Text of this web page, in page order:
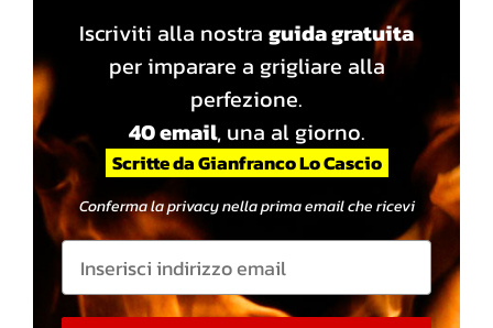
Iscriviti alla nostra guida gratuita
per imparare a grigliare alla
perfezione.
40 email, una al giorno.
Scritte da Gianfranco Lo Cascio
Conferma la privacy nella prima email che ricevi